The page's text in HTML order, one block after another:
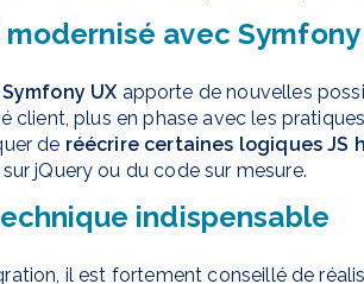
avec Symfony
Symfony UX apporte de nouvelles
client, plus en phase avec les
de réécrire certaines logiques JS
jQuery ou du code sur mesure.
indispensable
il est fortement conseillé de